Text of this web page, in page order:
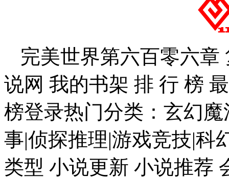
完美世界第六百零六章
说网 我的书架 排 行 榜
榜登录热门分类：玄幻
事|侦探推理|游戏竞技|科
类型 小说更新 小说推荐